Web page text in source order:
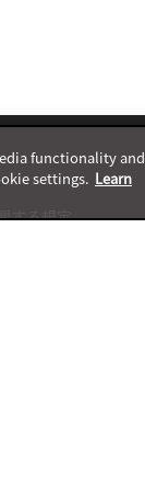
する規定
functionality and
settings. Learn